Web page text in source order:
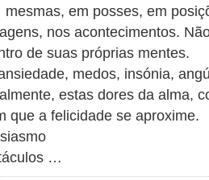
mesmas, em posses, em
nos acontecimentos.
de suas próprias mentes.
medos, insónia,
estas dores da alma,
que a felicidade se aproxime.
…